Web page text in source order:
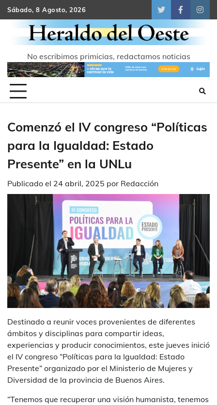
Skip
to
content
Sábado, 8 Agosto, 2026
TwitterFacebook
No escribimos primicias, redactamos noticias
Comenzó el IV congreso “Políticas
para la Igualdad: Estado
Presente” en la UNLu
Publicado el 24 abril, 2025 por Redacción
Destinado a reunir voces provenientes de diferentes
ámbitos y disciplinas para compartir ideas,
experiencias y producir conocimientos, este jueves inició
el IV congreso “Políticas para la Igualdad: Estado
Presente” organizado por el Ministerio de Mujeres y
Diversidad de la provincia de Buenos Aires.
“Tenemos que recuperar una visión humanista, tenemos